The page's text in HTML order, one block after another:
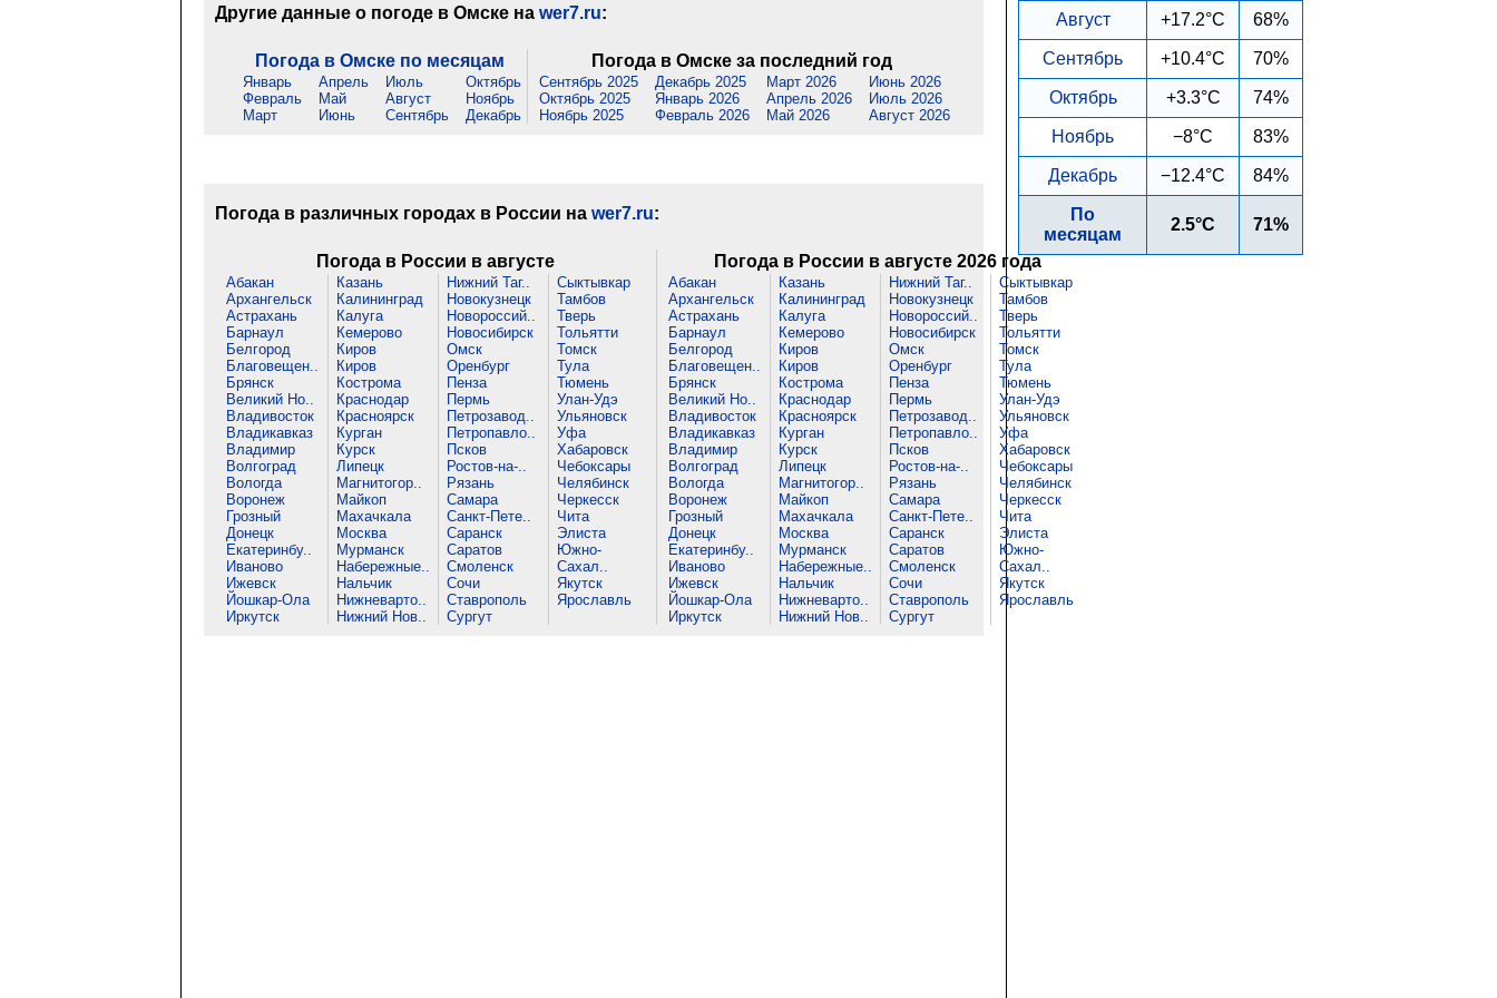
Другие данные о погоде в Омске на wer7.ru:
Погода в Омске по месяцам Погода в Омске за последний год
Январь Апрель Июль Октябрь Сентябрь 2025 Декабрь 2025 Март 2026
Июнь 2026
Февраль
Май Август Ноябрь Октябрь 2025 Январь 2026 Апрель 2026
Июль 2026
Март
Июнь Сентябрь Декабрь Ноябрь 2025 Февраль 2026 Май 2026 Август 2026
Погода в различных городах в России на wer7.ru:
Погода в России в августе Погода в России в августе 2026 года
Абакан
Архангельск
Астрахань
Барнаул
Белгород
Благовещен..
Брянск
Великий Но..
Владивосток
Владикавказ
Владимир
Волгоград
Вологда
Воронеж
Грозный
Донецк
Екатеринбу..
Иваново
Ижевск
Йошкар-Ола
Иркутск
Казань
Калининград
Калуга
Кемерово
Киров
Киров
Кострома
Краснодар
Красноярск
Курган
Курск
Липецк
Магнитогор..
Майкоп
Махачкала
Москва
Мурманск
Набережные..
Нальчик
Нижневарто..
Нижний Нов..
Нижний Таг..
Новокузнецк
Новороссий..
Новосибирск
Омск
Оренбург
Пенза
Пермь
Петрозавод..
Петропавло..
Псков
Ростов-на-..
Рязань
Самара
Санкт-Пете..
Саранск
Саратов
Смоленск
Сочи
Ставрополь
Сургут
Сыктывкар
Тамбов
Тверь
Тольятти
Томск
Тула
Тюмень
Улан-Удэ
Ульяновск
Уфа
Хабаровск
Чебоксары
Челябинск
Черкесск
Чита
Элиста
Южно-
Сахал..
Якутск
Ярославль
Абакан
Архангельск
Астрахань
Барнаул
Белгород
Благовещен..
Брянск
Великий Но..
Владивосток
Владикавказ
Владимир
Волгоград
Вологда
Воронеж
Грозный
Донецк
Екатеринбу..
Иваново
Ижевск
Йошкар-Ола
Иркутск
Казань
Калининград
Калуга
Кемерово
Киров
Киров
Кострома
Краснодар
Красноярск
Курган
Курск
Липецк
Магнитогор..
Майкоп
Махачкала
Москва
Мурманск
Набережные..
Нальчик
Нижневарто..
Нижний Нов..
Нижний Таг..
Новокузнецк
Новороссий..
Новосибирск
Омск
Оренбург
Пенза
Пермь
Петрозавод..
Петропавло..
Псков
Ростов-на-..
Рязань
Самара
Санкт-Пете..
Саранск
Саратов
Смоленск
Сочи
Ставрополь
Сургут
Сыктывкар
Тамбов
Тверь
Тольятти
Томск
Тула
Тюмень
Улан-Удэ
Ульяновск
Уфа
Хабаровск
Чебоксары
Челябинск
Черкесск
Чита
Элиста
Южно-
Сахал..
Якутск
Ярославль
Август +17.2°C 68%
Сентябрь +10.4°C 70%
Октябрь +3.3°C 74%
Ноябрь −8°C 83%
Декабрь −12.4°C 84%
По
месяцам
2.5°C 71%